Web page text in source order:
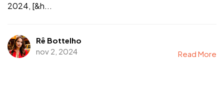
2024, [&h...
Rê Bottelho
nov 2, 2024
Read More